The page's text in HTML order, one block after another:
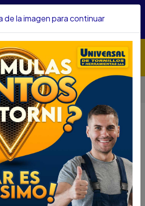
un KIT PARRILLERO por compras
Seguridad
Cerraduras
YALE 396R IZQUIERDA 0003026
YALE 396R IZQUIERDA
396R IZQUIERDA
de la imagen para continuar